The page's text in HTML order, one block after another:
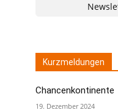
Kurzmeldungen
Chancenkontinente
19. Dezember 2024